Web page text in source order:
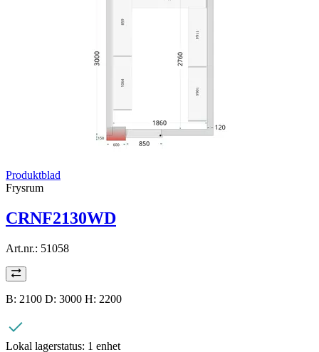
Produktblad
Frysrum
CRNF2130WD
Art.nr.: 51058
B: 2100 D: 3000 H: 2200
Lokal lagerstatus: 1 enhet